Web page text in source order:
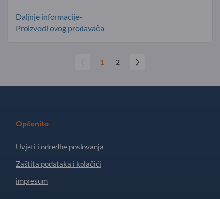
Daljnje informacije-
Proizvodi ovog prodavača
1 2
Općenito
Uvjeti i odredbe poslovanja
Zaštita podataka i kolačići
impresum